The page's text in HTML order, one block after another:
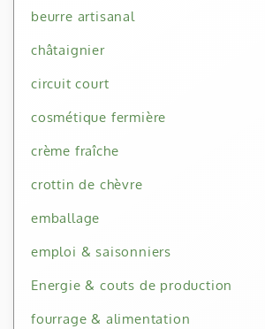
beurre artisanal
châtaignier
circuit court
cosmétique fermière
crème fraîche
crottin de chèvre
emballage
emploi & saisonniers
Energie & couts de production
fourrage & alimentation